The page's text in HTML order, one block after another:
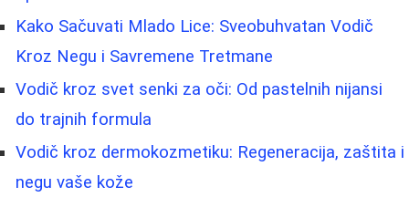
Kako Sačuvati Mlado Lice: Sveobuhvatan Vodič
Kroz Negu i Savremene Tretmane
Vodič kroz svet senki za oči: Od pastelnih nijansi
do trajnih formula
Vodič kroz dermokozmetiku: Regeneracija, zaštita i
negu vaše kože